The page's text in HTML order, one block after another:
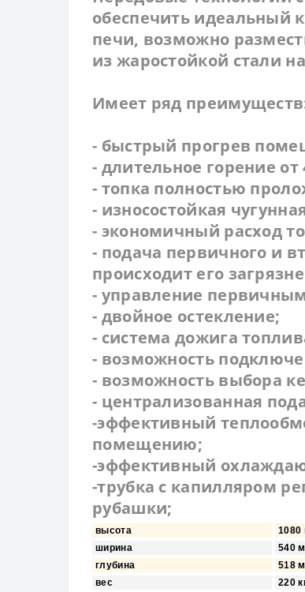
обеспечить идеальный
печи, возможно
из жаростойкой стали
Имеет ряд
- быстрый прогрев
- длительное горение
- топка полностью
- износостойкая
- экономичный расход
- подача первичного и
происходит его
- управление
- двойное остекление;
- система дожига
- возможность
- возможность выбора
- централизованная
-эффективный
помещению;
-эффективный
-трубка с капилляром
рубашки;
высота
1080
ширина
540
глубина
518
вес
220